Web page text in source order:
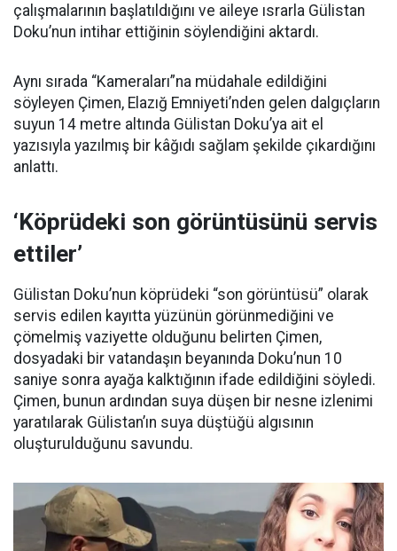
çalışmalarının başlatıldığını ve aileye ısrarla Gülistan
Doku’nun intihar ettiğinin söylendiğini aktardı.
Aynı sırada “Kameraları”na müdahale edildiğini
söyleyen Çimen, Elazığ Emniyeti’nden gelen dalgıçların
suyun 14 metre altında Gülistan Doku’ya ait el
yazısıyla yazılmış bir kâğıdı sağlam şekilde çıkardığını
anlattı.
‘Köprüdeki son görüntüsünü servis
ettiler’
Gülistan Doku’nun köprüdeki “son görüntüsü” olarak
servis edilen kayıtta yüzünün görünmediğini ve
çömelmiş vaziyette olduğunu belirten Çimen,
dosyadaki bir vatandaşın beyanında Doku’nun 10
saniye sonra ayağa kalktığının ifade edildiğini söyledi.
Çimen, bunun ardından suya düşen bir nesne izlenimi
yaratılarak Gülistan’ın suya düştüğü algısının
oluşturulduğunu savundu.